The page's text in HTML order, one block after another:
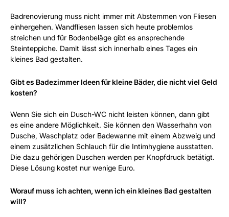
Badrenovierung muss nicht immer mit Abstemmen von Fliesen
einhergehen. Wandfliesen lassen sich heute problemlos
streichen und für Bodenbeläge gibt es ansprechende
Steinteppiche. Damit lässt sich innerhalb eines Tages ein
kleines Bad gestalten.
Gibt es Badezimmer Ideen für kleine Bäder, die nicht viel Geld
kosten?
Wenn Sie sich ein Dusch-WC nicht leisten können, dann gibt
es eine andere Möglichkeit. Sie können den Wasserhahn von
Dusche, Waschplatz oder Badewanne mit einem Abzweig und
einem zusätzlichen Schlauch für die Intimhygiene ausstatten.
Die dazu gehörigen Duschen werden per Knopfdruck betätigt.
Diese Lösung kostet nur wenige Euro.
Worauf muss ich achten, wenn ich ein kleines Bad gestalten
will?